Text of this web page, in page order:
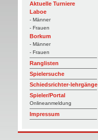
Aktuelle Turniere
Laboe
- Männer
- Frauen
Borkum
- Männer
- Frauen
Ranglisten
Spielersuche
Schiedsrichter-lehrgänge
Spieler/Portal
Onlineanmeldung
Impressum